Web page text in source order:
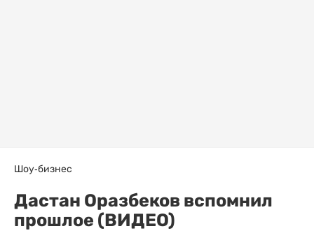
Шоу-бизнес
Дастан Оразбеков вспомнил
прошлое (ВИДЕО)